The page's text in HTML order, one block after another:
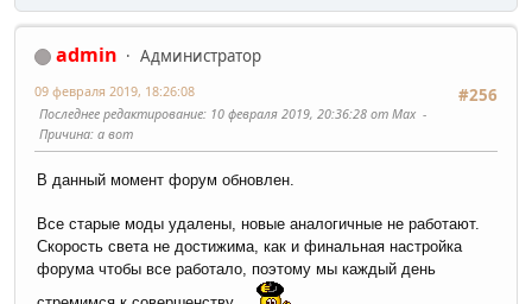
admin
Администратор
#256
09 февраля 2019, 18:26:08
Последнее редактирование: 10 февраля 2019, 20:36:28 от Max
Причина: а вот
В данный момент форум обновлен.
Все старые моды удалены, новые аналогичные не работают.
Скорость света не достижима, как и финальная настройка
форума чтобы все работало, поэтому мы каждый день